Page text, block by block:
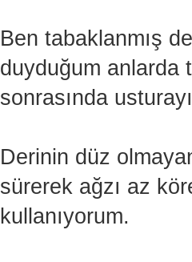
Ben tabaklanmış
duyduğum anlarda
sonrasında
Derinin düz
sürerek ağzı az
kullanıyorum.